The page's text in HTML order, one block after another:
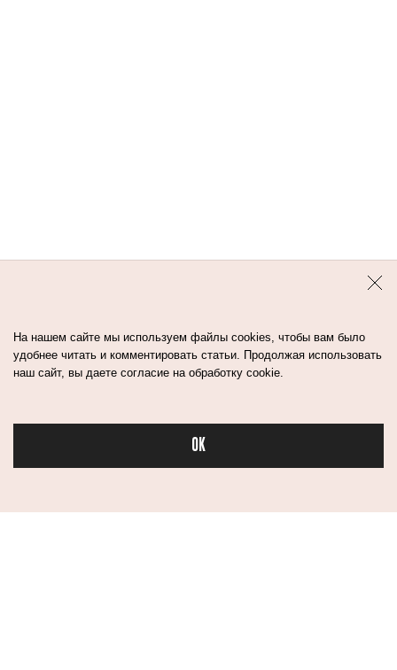
На нашем сайте мы используем файлы cookies, чтобы вам было
удобнее читать и комментировать статьи. Продолжая использовать
наш сайт, вы даете согласие на обработку cookie.
OK